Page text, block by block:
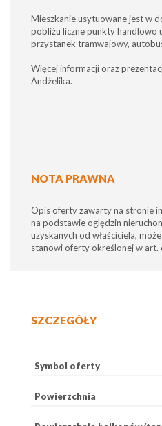
Mieszkanie usytuowane jest w
pobliżu liczne punkty handlowo
przystanek tramwajowy,
Więcej informacji oraz
Andżelika.
NOTA PRAWNA
Opis oferty zawarty na stronie
na podstawie oględzin
uzyskanych od właściciela,
stanowi oferty określonej w art.
SZCZEGÓŁY
Symbol oferty
Powierzchnia